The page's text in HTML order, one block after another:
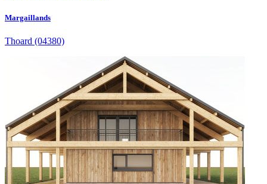
Margaillands
Thoard (04380)